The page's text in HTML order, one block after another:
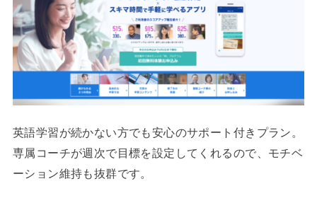
英語学習が続かない方でも安心のサポート付きプラン。
専属コーチが週次で目標を設定してくれるので、モチベ
ーション維持も抜群です。